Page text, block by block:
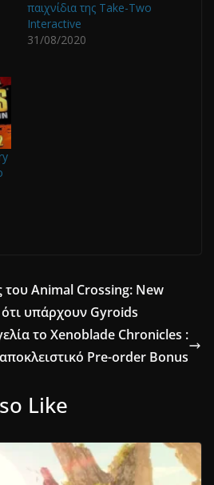
παιχνίδια της Take-Two
Interactive
31/08/2020
Animal Crossing: New
υπάρχουν Gyroids
το Xenoblade Chronicles :
Pre-order Bonus
Like